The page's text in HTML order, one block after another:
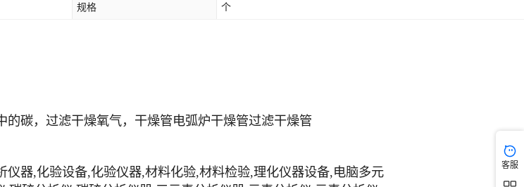
规格 个
客服